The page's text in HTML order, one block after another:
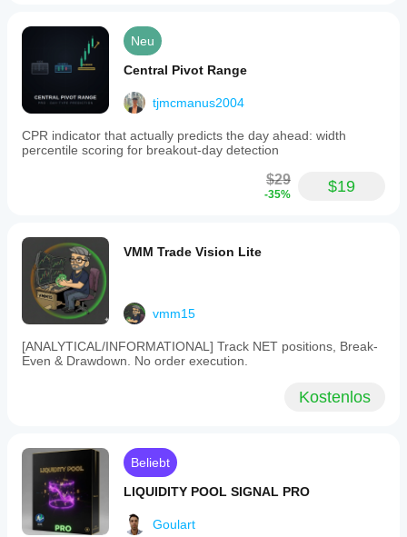
more
accurately
confirm
events
based
on
open-
close
available
for
user
guidance.
Indikatorprofil
Muster
Nur Balken
Neu
Central Pivot Range
tjmcmanus2004
CPR indicator that actually predicts the day ahead: width
percentile scoring for breakout-day detection
$29
-35% $19
VMM Trade Vision Lite
vmm15
[ANALYTICAL/INFORMATIONAL] Track NET positions, Break-
Even & Drawdown. No order execution.
Kostenlos
Beliebt
LIQUIDITY POOL SIGNAL PRO
Goulart